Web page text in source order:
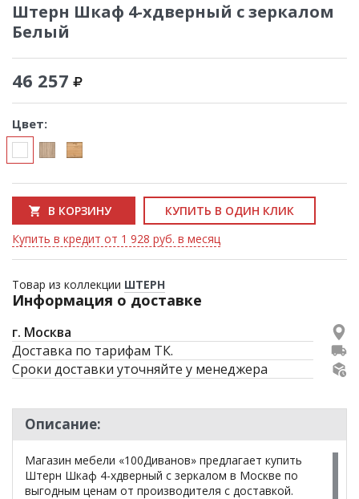
Штерн Шкаф 4-хдверный с зеркалом
Белый
46 257
Цвет:
В КОРЗИНУ
КУПИТЬ В ОДИН КЛИК
Купить в кредит от 1 928 руб. в месяц
Товар из коллекции ШТЕРН
Информация о доставке
г. Москва
Доставка по тарифам ТК.
Сроки доставки уточняйте у менеджера
Описание:
Магазин мебели «100Диванов» предлагает купить
Штерн Шкаф 4-хдверный с зеркалом в Москве по
выгодным ценам от производителя с доставкой.